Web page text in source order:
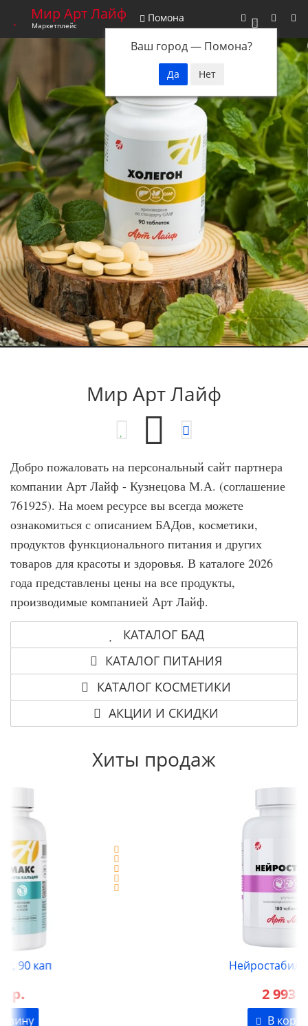
0
Мир Арт Лайф
Маркетплейс
Помона
Ваш город — Помона?
Мир Арт Лайф
Добро пожаловать на персональный сайт партнера
компании Арт Лайф - Кузнецова М.А. (соглашение
761925). На моем ресурсе вы всегда можете
ознакомиться с описанием БАДов, косметики,
продуктов функционального питания и других
товаров для красоты и здоровья. В каталоге 2026
года представлены цены на все продукты,
производимые компанией Арт Лайф.
КАТАЛОГ БАД
КАТАЛОГ ПИТАНИЯ
КАТАЛОГ КОСМЕТИКИ
АКЦИИ И СКИДКИ
Хиты продаж